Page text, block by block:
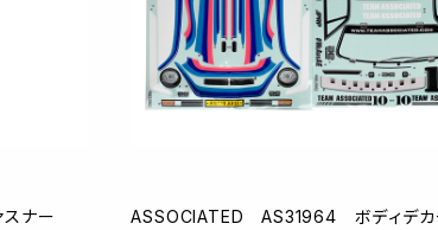
ナー
ASSOCIATED AS31964 ボディデカ